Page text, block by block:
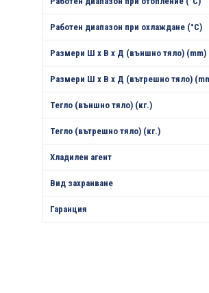
Работен диапазон при охлаждане (°С)
Размери Ш х В х Д (външно тяло) (mm)
Размери Ш х В х Д (вътрешно тяло)
Тегло (външно тяло) (кг.)
Тегло (вътрешно тяло) (кг.)
Хладилен агент
Вид захранване
Гаранция